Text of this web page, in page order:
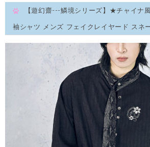
【遊幻齋---鱗境シリーズ】★チャイナ
袖シャツ メンズ フェイクレイヤード スネ